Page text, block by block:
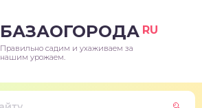
БАЗАОГОРОДА RU
Правильно садим и ухаживаем за
нашим урожаем.